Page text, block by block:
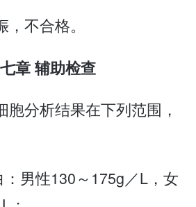
，不合格。
章 辅助检查
胞分析结果在下列范围，
：男性130～175g／L，女